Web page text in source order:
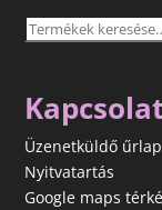
Keresés
Üzenetküldő űrlap
Nyitvatartás
Google maps